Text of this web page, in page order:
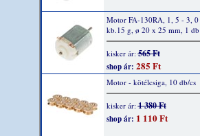
Motor FA-130RA, 1, 5 - 3,
kb.15 g, ø 20 x 25 mm, 1 db
kisker ár:565 Ft
shop ár: 285 Ft
Motor - kötélcsiga, 10 db/cs
kisker ár:1 380 Ft
shop ár: 1 110 Ft